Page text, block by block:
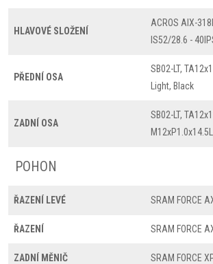
HLAVOVÉ SLOŽENÍ
ACROS AIX-
IS52/28.6 -
PŘEDNÍ OSA
SB02-LT,
Light, Black
ZADNÍ OSA
SB02-LT,
POHON
ŘAZENÍ LEVÉ SRAM FORCE
ŘAZENÍ SRAM FORCE
ZADNÍ MĚNIČ SRAM FORCE